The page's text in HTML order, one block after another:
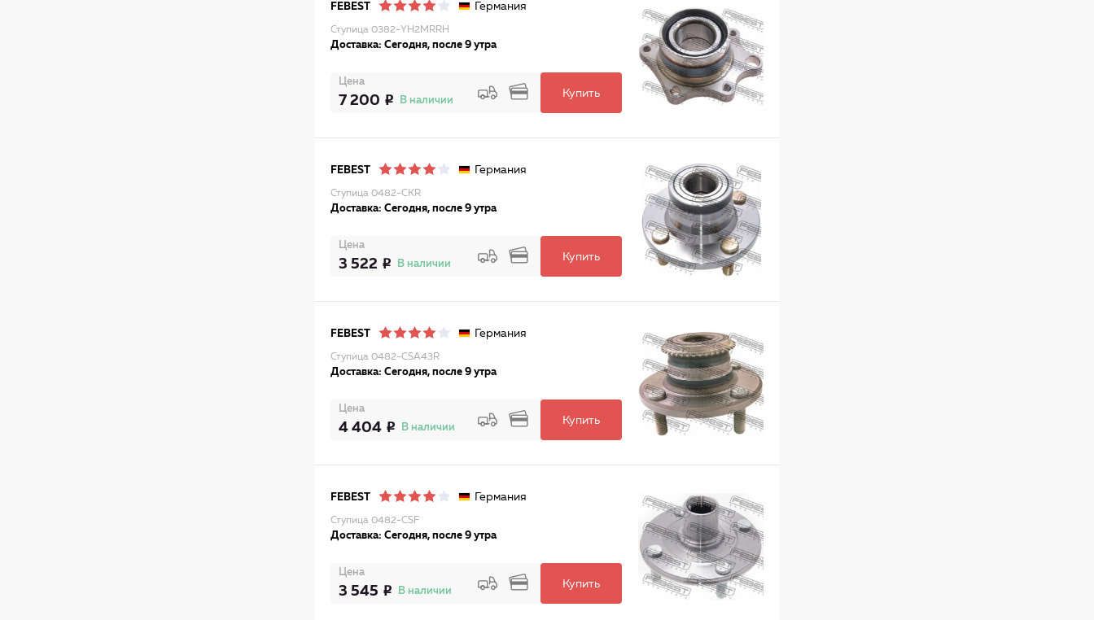
FEBEST Германия
Ступица 0382-YH2MRRH
Доставка: Сегодня, после 9 утра
Цена
7 200 В наличии
Купить
FEBEST Германия
Ступица 0482-CKR
Доставка: Сегодня, после 9 утра
Цена
3 522 В наличии
Купить
FEBEST Германия
Ступица 0482-CSA43R
Доставка: Сегодня, после 9 утра
Цена
4 404 В наличии
Купить
FEBEST Германия
Ступица 0482-CSF
Доставка: Сегодня, после 9 утра
Цена
3 545 В наличии
Купить